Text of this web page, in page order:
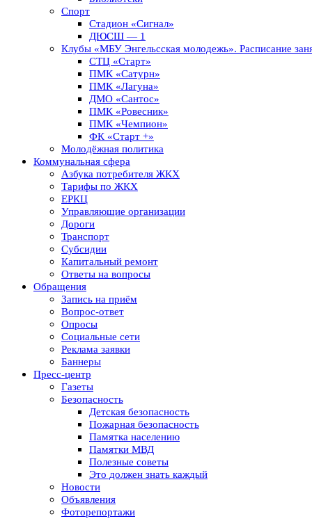
Спорт
Стадион «Сигнал»
ДЮСШ — 1
Клубы «МБУ Энгельсская молодежь». Расписание
СТЦ «Старт»
ПМК «Сатурн»
ПМК «Лагуна»
ДМО «Сантос»
ПМК «Ровесник»
ПМК «Чемпион»
ФК «Старт +»
Молодёжная политика
Коммунальная сфера
Азбука потребителя ЖКХ
Тарифы по ЖКХ
ЕРКЦ
Управляющие организации
Дороги
Транспорт
Субсидии
Капитальный ремонт
Ответы на вопросы
Обращения
Запись на приём
Вопрос-ответ
Опросы
Социальные сети
Реклама заявки
Баннеры
Пресс-центр
Газеты
Безопасность
Детская безопасность
Пожарная безопасность
Памятка населению
Памятки МВД
Полезные советы
Это должен знать каждый
Новости
Объявления
Фоторепортажи